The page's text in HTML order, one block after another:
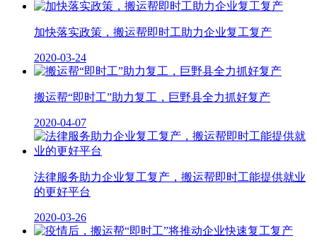
加快落实政策，搬运帮即时工助力企业复工复产
2020-03-24
搬运帮“即时工”助力复工，巨野县全力抓好复产
2020-04-07
法律服务助力企业复工复产，搬运帮即时工能提供就业
的更好平台
2020-03-26